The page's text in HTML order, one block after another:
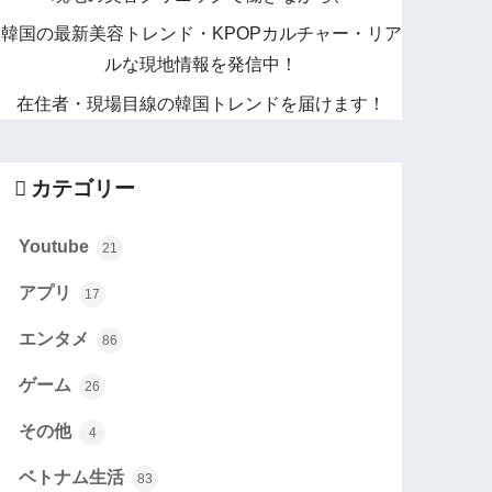
韓国の最新美容トレンド・KPOPカルチャー・リア
ルな現地情報を発信中！
在住者・現場目線の韓国トレンドを届けます！
カテゴリー
Youtube 21
アプリ 17
エンタメ 86
ゲーム 26
その他 4
ベトナム生活 83